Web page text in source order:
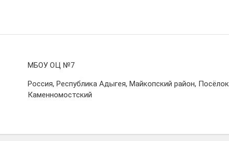
МБОУ ОЦ №7
Россия, Республика Адыгея, Майкопский район, Посёлок
Каменномостский